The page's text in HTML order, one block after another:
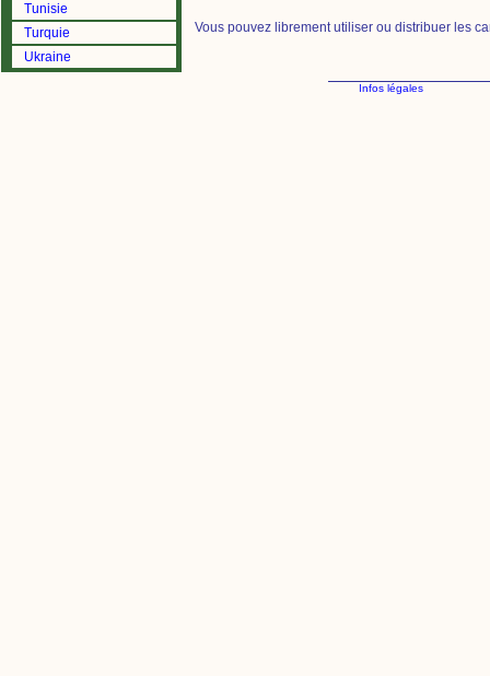
Tunisie
Turquie
Ukraine
Vous pouvez librement utiliser ou distribuer les
Infos légales